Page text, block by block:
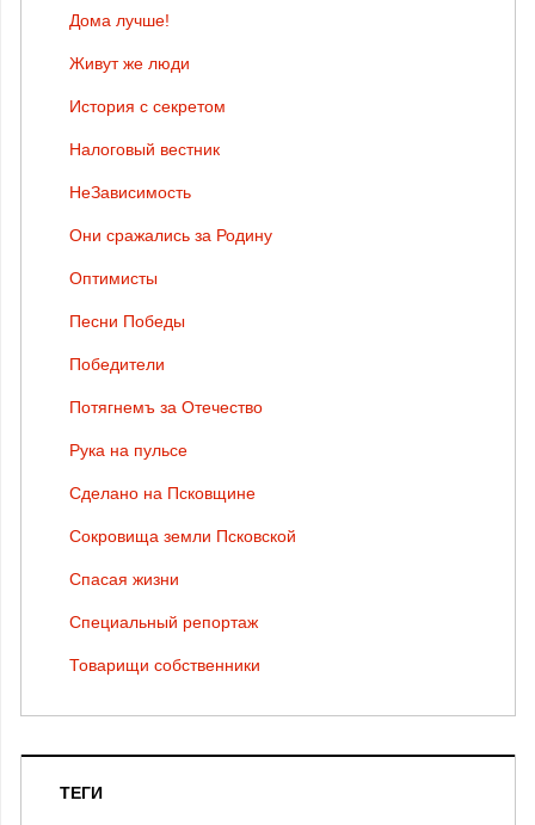
Дома лучше!
Живут же люди
История с секретом
Налоговый вестник
НеЗависимость
Они сражались за Родину
Оптимисты
Песни Победы
Победители
Потягнемъ за Отечество
Рука на пульсе
Сделано на Псковщине
Сокровища земли Псковской
Спасая жизни
Специальный репортаж
Товарищи собственники
ТЕГИ